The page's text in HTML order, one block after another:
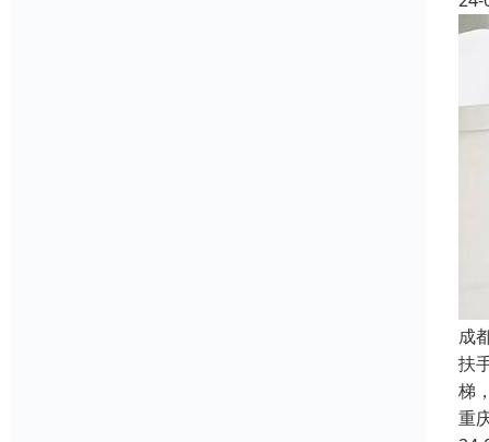
成
扶
梯
重